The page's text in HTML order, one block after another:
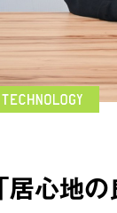
居心地